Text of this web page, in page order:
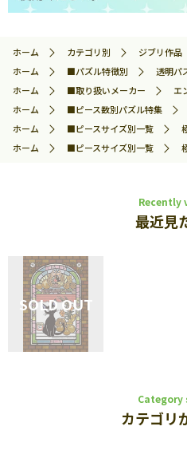
ホーム カテゴリ別 ジブリ作品
ホーム
■パズル特徴別 透明パ
ホーム
■取り扱いメーカー エ
ホーム
■ピース数別パズル特集
ホーム
■ピースサイズ別一覧
ホーム
■ピースサイズ別一覧
Recently
最近見
Category
カテゴリ